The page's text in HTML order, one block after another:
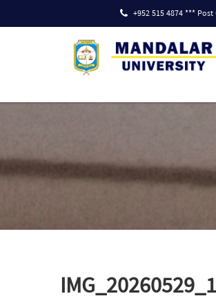
+952 515 4874 ***